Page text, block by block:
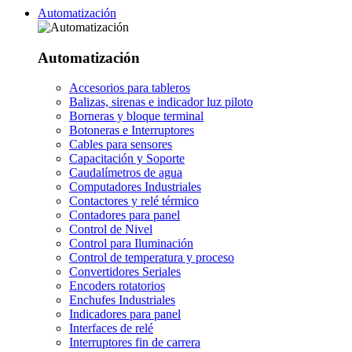
Automatización
Automatización
Accesorios para tableros
Balizas, sirenas e indicador luz piloto
Borneras y bloque terminal
Botoneras e Interruptores
Cables para sensores
Capacitación y Soporte
Caudalímetros de agua
Computadores Industriales
Contactores y relé térmico
Contadores para panel
Control de Nivel
Control para Iluminación
Control de temperatura y proceso
Convertidores Seriales
Encoders rotatorios
Enchufes Industriales
Indicadores para panel
Interfaces de relé
Interruptores fin de carrera